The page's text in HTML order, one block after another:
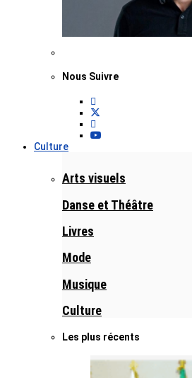
Nous Suivre
Culture
Arts visuels
Danse et Théâtre
Livres
Mode
Musique
Culture
Les plus récents